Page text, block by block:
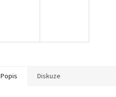
Popis Diskuze